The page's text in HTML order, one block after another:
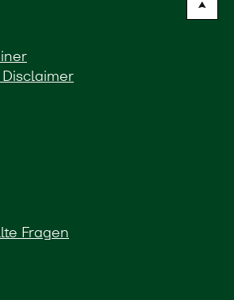
Fragen